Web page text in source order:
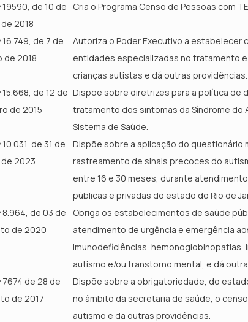
19590, de 10 de
2018
Cria o Programa Censo de Pessoas com
16.749, de 7 de
de 2018
Autoriza o Poder Executivo a estabelecer
entidades especializadas no tratamento
crianças autistas e dá outras providências.
15.668, de 12 de
de 2015
Dispõe sobre diretrizes para a política de
tratamento dos sintomas da Síndrome do
Sistema de Saúde.
10.031, de 31 de
2023
Dispõe sobre a aplicação do questionário
rastreamento de sinais precoces do
entre 16 e 30 meses, durante
públicas e privadas do estado do Rio de
8.964, de 03 de
de 2020
Obriga os estabelecimentos de saúde
atendimento de urgência e emergência
imunodeficiências, hemonoglobinopatias,
autismo e/ou transtorno mental, e dá
7674 de 28 de
de 2017
Dispõe sobre a obrigatoriedade, do
no âmbito da secretaria de saúde, o
autismo e da outras providências.